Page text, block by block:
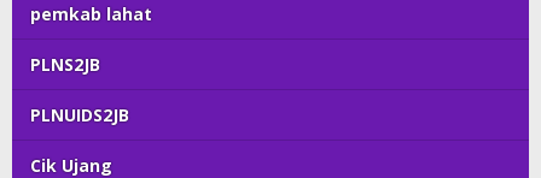
pemkab lahat
PLNS2JB
PLNUIDS2JB
Cik Ujang